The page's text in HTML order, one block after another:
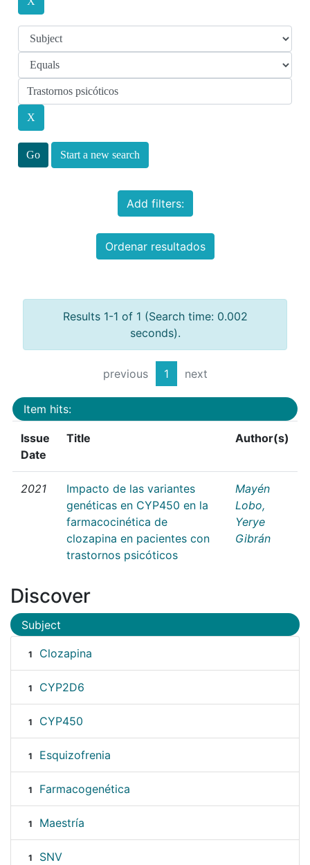
Start a new search
Add filters:
Ordenar resultados
Results 1-1 of 1 (Search time: 0.002
seconds).
previous 1 next
Item hits:
Issue
Date
Title Author(s)
2021
Impacto de las variantes
genéticas en CYP450 en la
farmacocinética de
clozapina en pacientes con
trastornos psicóticos
Mayén
Lobo,
Yerye
Gibrán
Discover
Subject
1 Clozapina
1 CYP2D6
1 CYP450
1 Esquizofrenia
1 Farmacogenética
1 Maestría
1 SNV